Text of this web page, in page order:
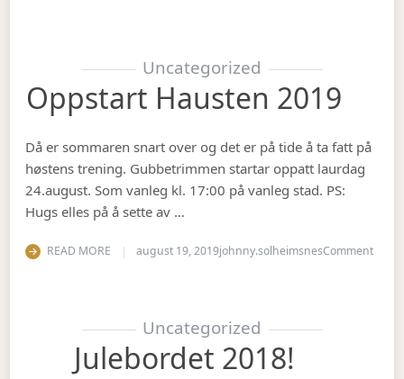
Uncategorized
Oppstart Hausten 2019
Då er sommaren snart over og det er på tide å ta fatt på
høstens trening. Gubbetrimmen startar oppatt laurdag
24.august. Som vanleg kl. 17:00 på vanleg stad. PS:
Hugs elles på å sette av …
READ MORE august 19, 2019johnny.solheimsnesCommenton
Uncategorized
Julebordet 2018!